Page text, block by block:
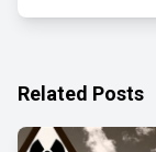
Related Posts